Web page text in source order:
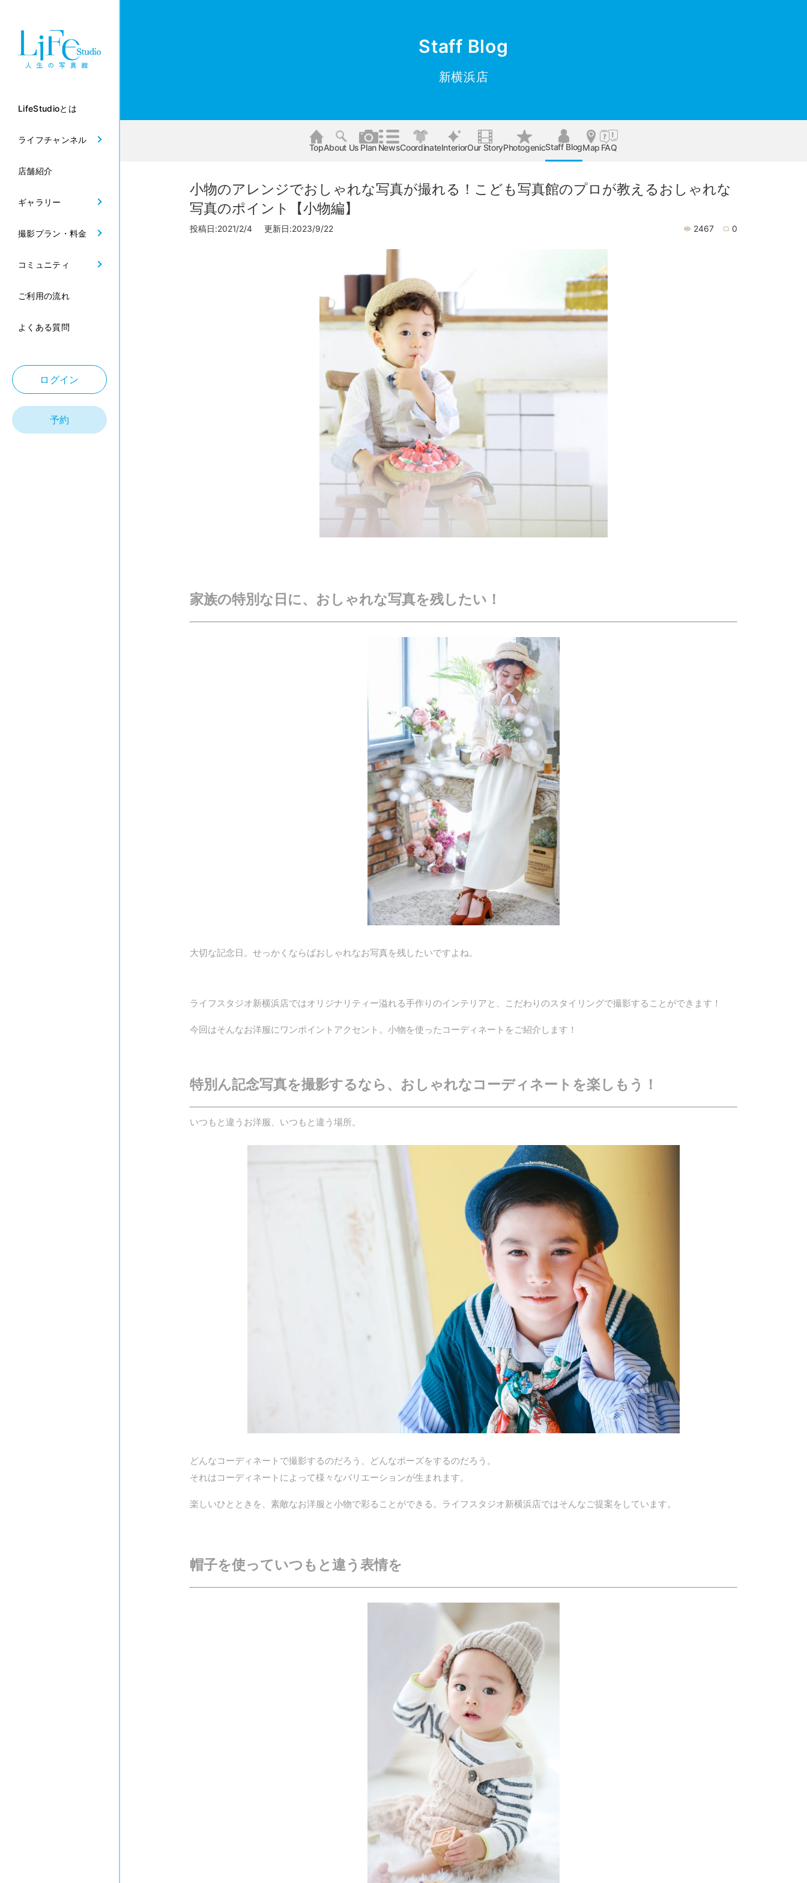
LifeStudioとは
ライフチャンネル
店舗紹介
ギャラリー
撮影プラン・料金
コミュニティ
ご利用の流れ
よくある質問
ログイン
予約
Staff Blog
新横浜店
TopAbout Us Plan NewsCoordinateInteriorOur StoryPhotogenicStaff BlogMap FAQ
小物のアレンジでおしゃれな写真が撮れる！こども写真館のプロが教えるおしゃれな
写真のポイント【小物編】
投稿日:2021/2/4 更新日:2023/9/22 2467 0
家族の特別な日に、おしゃれな写真を残したい！
大切な記念日。せっかくならばおしゃれなお写真を残したいですよね。
ライフスタジオ新横浜店ではオリジナリティー溢れる手作りのインテリアと、こだわりのスタイリングで撮影することができます！
今回はそんなお洋服にワンポイントアクセント。小物を使ったコーディネートをご紹介します！
特別ん記念写真を撮影するなら、おしゃれなコーディネートを楽しもう！
いつもと違うお洋服、いつもと違う場所。
どんなコーディネートで撮影するのだろう、どんなポーズをするのだろう。
それはコーディネートによって様々なバリエーションが生まれます。
楽しいひとときを、素敵なお洋服と小物で彩ることができる。ライフスタジオ新横浜店ではそんなご提案をしています。
帽子を使っていつもと違う表情を